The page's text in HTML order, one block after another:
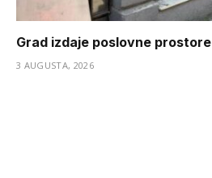
Grad izdaje poslovne prostore
3 AUGUSTA, 2026